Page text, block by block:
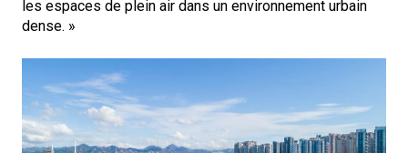
les espaces de plein air dans un environnement urbain
dense. »